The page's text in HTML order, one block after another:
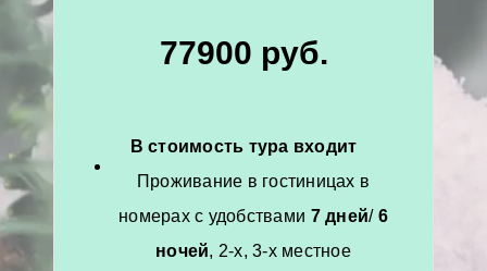
77900 руб.
В стоимость тура входит
Проживание в гостиницах в
номерах с удобствами 7 дней/ 6
ночей, 2-х, 3-х местное